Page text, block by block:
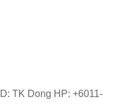
TK Dong HP: +6011-